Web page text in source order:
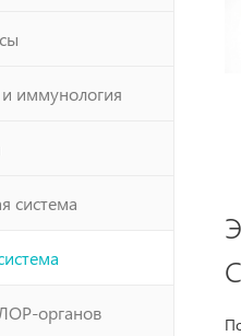
иммунология
система
органов